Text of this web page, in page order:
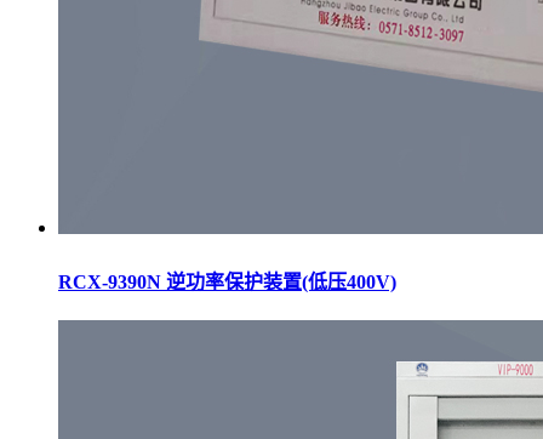
RCX-9390N 逆功率保护装置(低压400V)